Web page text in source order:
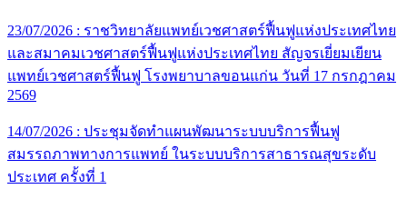
23/07/2026 : ราชวิทยาลัยแพทย์เวชศาสตร์ฟื้นฟูแห่งประเทศไทย
และสมาคมเวชศาสตร์ฟื้นฟูแห่งประเทศไทย สัญจรเยี่ยมเยียน
แพทย์เวชศาสตร์ฟื้นฟู โรงพยาบาลขอนแก่น วันที่ 17 กรกฎาคม
2569
14/07/2026 : ประชุมจัดทำแผนพัฒนาระบบบริการฟื้นฟู
สมรรถภาพทางการแพทย์ ในระบบบริการสาธารณสุขระดับ
ประเทศ ครั้งที่ 1